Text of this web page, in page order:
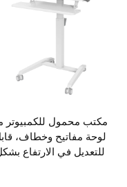
مكتب محمول للكمبيوتر
لوحة مفاتيح وخطاف،
للتعديل في الارتفاع